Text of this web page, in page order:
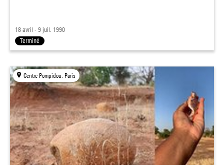
18 avril - 9 juil. 1990
Terminé
Centre Pompidou, Paris